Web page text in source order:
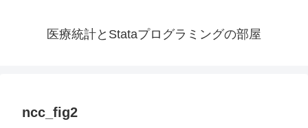
医療統計とStataプログラミングの部屋
ncc_fig2